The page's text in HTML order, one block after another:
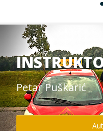
Petar Puškarić